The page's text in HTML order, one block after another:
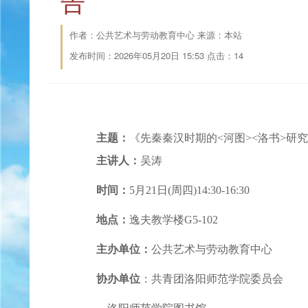
作者：公共艺术与劳动教育中心 来源：本站
发布时间：2026年05月20日 15:53 点击： 14
主题： 《先秦秦汉时期的<河图><洛书>研
主讲人： 吴涛
时间： 5月21日(周四)14:30-16:30
地点： 逸夫教学楼G5-102
主办单位： 公共艺术与劳动教育中心
协办单位 ：共青团洛阳师范学院委员会